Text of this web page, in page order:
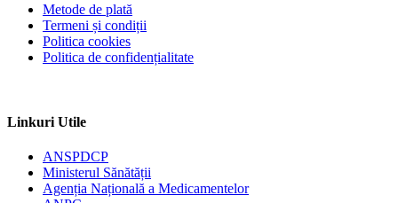
Metode de plată
Termeni și condiții
Politica cookies
Politica de confidențialitate
Linkuri Utile
ANSPDCP
Ministerul Sănătății
Agenția Națională a Medicamentelor